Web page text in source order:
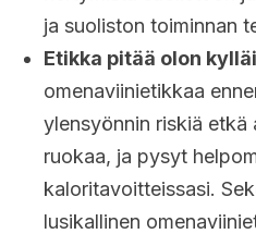
ja suoliston toiminnan
Etikka pitää olon
omenaviinietikkaa
ylensyönnin riskiä etkä
ruokaa, ja pysyt
kaloritavoitteissasi.
lusikallinen